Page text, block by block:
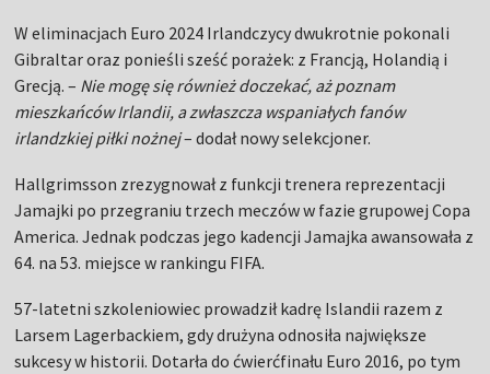
W eliminacjach Euro 2024 Irlandczycy dwukrotnie pokonali
Gibraltar oraz ponieśli sześć porażek: z Francją, Holandią i
Grecją. – Nie mogę się również doczekać, aż poznam
mieszkańców Irlandii, a zwłaszcza wspaniałych fanów
irlandzkiej piłki nożnej– dodał nowy selekcjoner.
Hallgrimsson zrezygnował z funkcji trenera reprezentacji
Jamajki po przegraniu trzech meczów w fazie grupowej Copa
America. Jednak podczas jego kadencji Jamajka awansowała z
64. na 53. miejsce w rankingu FIFA.
57-latetni szkoleniowiec prowadził kadrę Islandii razem z
Larsem Lagerbackiem, gdy drużyna odnosiła największe
sukcesy w historii. Dotarła do ćwierćfinału Euro 2016, po tym